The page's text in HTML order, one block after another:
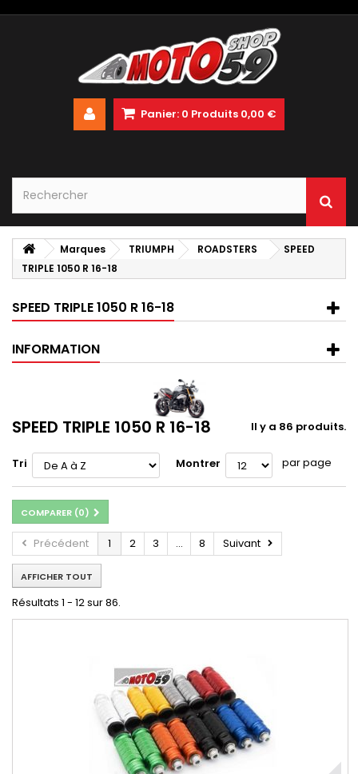
Panier: 0 Produits 0,00 €
Marques TRIUMPH ROADSTERS
SPEED
TRIPLE 1050 R 16-18
SPEED TRIPLE 1050 R 16-18
INFORMATION
SPEED TRIPLE 1050 R 16-18 Il y a 86 produits.
Tri Montrer par page
COMPARER (0)
Précédent 1 2 3 ... 8 Suivant
AFFICHER TOUT
Résultats 1 - 12 sur 86.